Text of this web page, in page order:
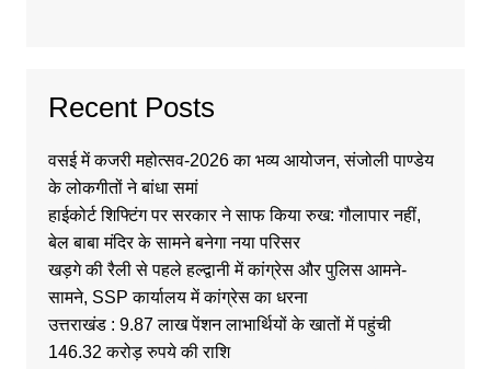
Recent Posts
वसई में कजरी महोत्सव-2026 का भव्य आयोजन, संजोली पाण्डेय
के लोकगीतों ने बांधा समां
हाईकोर्ट शिफ्टिंग पर सरकार ने साफ किया रुख: गौलापार नहीं,
बेल बाबा मंदिर के सामने बनेगा नया परिसर
खड़गे की रैली से पहले हल्द्वानी में कांग्रेस और पुलिस आमने-
सामने, SSP कार्यालय में कांग्रेस का धरना
उत्तराखंड : 9.87 लाख पेंशन लाभार्थियों के खातों में पहुंची
146.32 करोड़ रुपये की राशि